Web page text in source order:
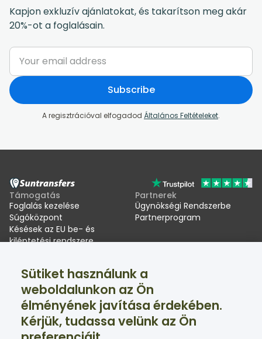
Kapjon exkluzív ajánlatokat, és takarítson meg akár
20%-ot a foglalásain.
Subscribe
A regisztrációval elfogadod Általános Feltételeket.
Támogatás
Foglalás kezelése
Súgóközpont
Késések az EU be- és
kiléptetési rendszere
Partnerek
Ügynökségi Rendszerbe
Partnerprogram
Suntransfers
Rólunk
Értékelések
Sítranszferek
Közösségi oldalak
Facebook
Twitter
Támogatás a nap 24 órájában, a hét minden napján
Sütiket használunk a
weboldalunkon az Ön
élményének javítása érdekében.
Kérjük, tudassa velünk az Ön